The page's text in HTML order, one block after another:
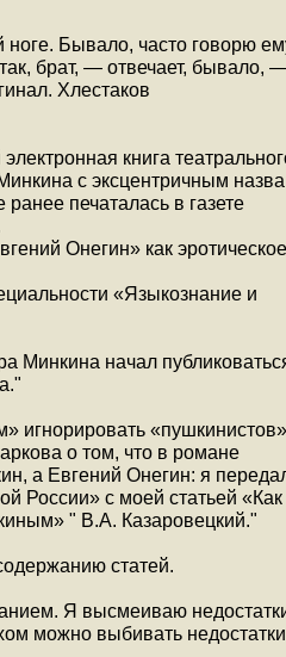
Бывало, часто говорю
брат, — отвечает, бывало,
Хлестаков
книга
с эксцентричным
печаталась в газете
Онегин» как эротическое
«Языкознание и
Минкина начал
игнорировать
о том, что в романе
а Евгений Онегин: я
России» с моей статьей «Как
" В.А. Казаровецкий."
статей.
Я высмеиваю
можно выбивать